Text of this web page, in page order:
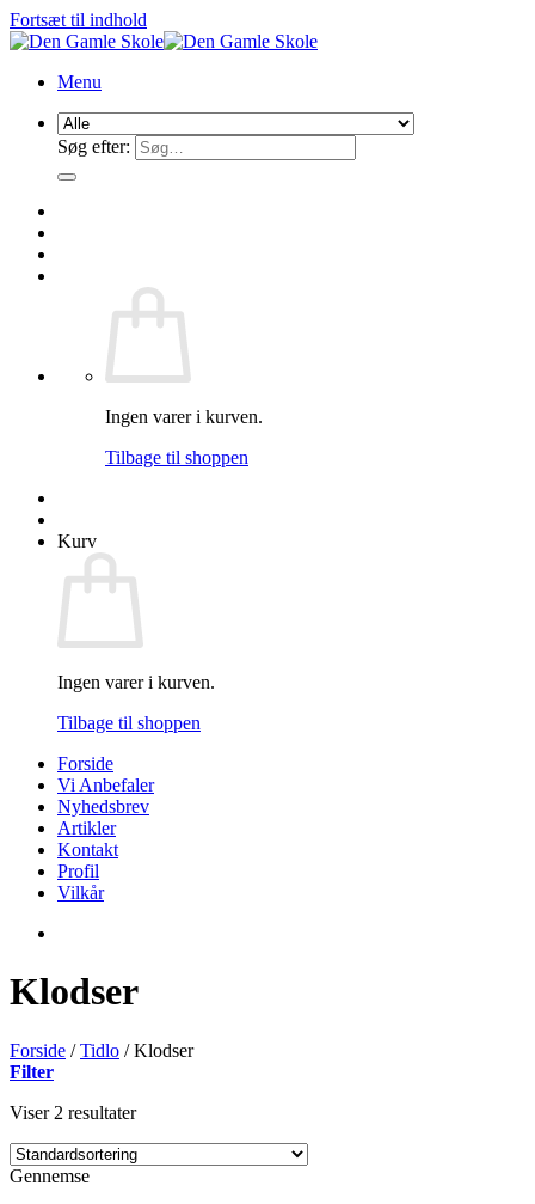
Fortsæt til indhold
Menu
Søg efter:
Ingen varer i kurven.
Tilbage til shoppen
Kurv
Ingen varer i kurven.
Tilbage til shoppen
Forside
Vi Anbefaler
Nyhedsbrev
Artikler
Kontakt
Profil
Vilkår
Klodser
Forside / Tidlo /Klodser
Filter
Viser 2 resultater
Gennemse